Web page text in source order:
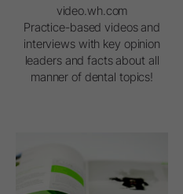
video.wh.com
Practice-based videos and
interviews with key opinion
leaders and facts about all
manner of dental topics!